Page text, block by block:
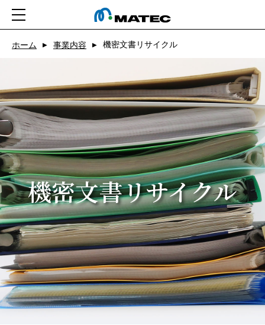
ホーム
事業紹介
CSR
ニュース
求人
お問い合わせ
アプリ
Japanese
ホーム ▶ 事業内容 ▶ 機密文書リサイクル
機密文書リサイクル